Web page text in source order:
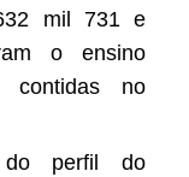
mil 731 e
o ensino
contidas no
do perfil do